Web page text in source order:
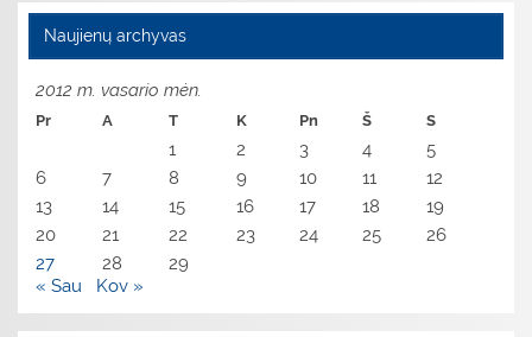
Naujienų archyvas
2012 m. vasario mėn.
Pr A T K Pn Š S
1 2 3 4
5
6
7 8 9 10 11
12
13
14 15 16 17 18
19
20
21 22 23 24 25
26
27
28
29
« Sau
Kov »